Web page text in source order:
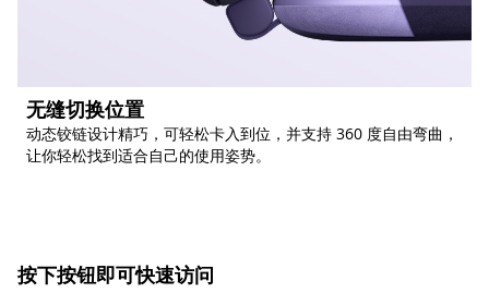
无缝切换位置
动态铰链设计精巧，可轻松卡入到位，并支持 360 度自由弯曲，
让你轻松找到适合自己的使用姿势。
按下按钮即可快速访问